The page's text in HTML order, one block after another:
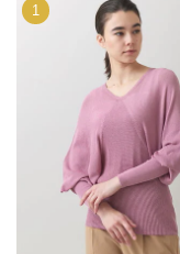
1